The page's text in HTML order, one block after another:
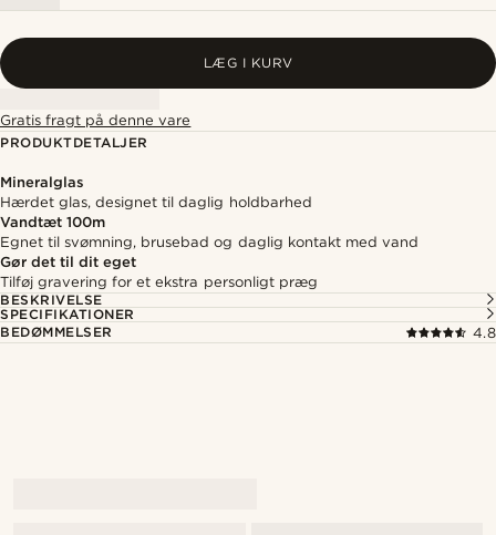
LÆG I KURV
Gratis fragt på denne vare
PRODUKTDETALJER
Mineralglas
Hærdet glas, designet til daglig holdbarhed
Vandtæt 100m
Egnet til svømning, brusebad og daglig kontakt med vand
Gør det til dit eget
Tilføj gravering for et ekstra personligt præg
BESKRIVELSE
SPECIFIKATIONER
BEDØMMELSER
4.8